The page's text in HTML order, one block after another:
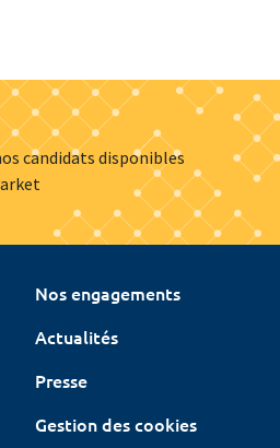
candidats disponibles
Nos engagements
Actualités
Presse
Gestion des cookies